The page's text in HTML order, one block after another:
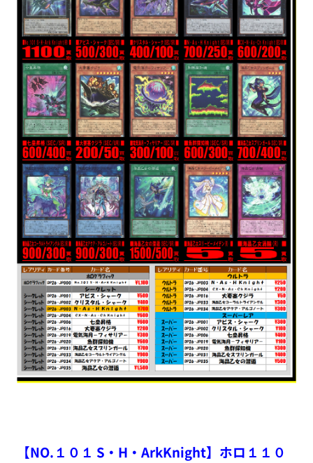
【NO.１０１ S・H・ArkKnight】ホロ１１０